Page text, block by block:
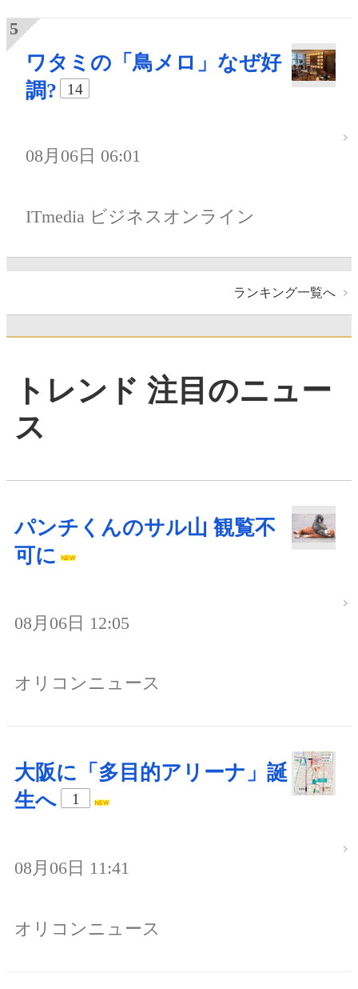
ワタミの「鳥メロ」なぜ好
調?
14
08月06日 06:01
ITmedia ビジネスオンライン
ランキング一覧へ
トレンド 注目のニュー
ス
パンチくんのサル山 観覧不
可に
08月06日 12:05
オリコンニュース
大阪に「多目的アリーナ」誕
生へ
1
08月06日 11:41
オリコンニュース